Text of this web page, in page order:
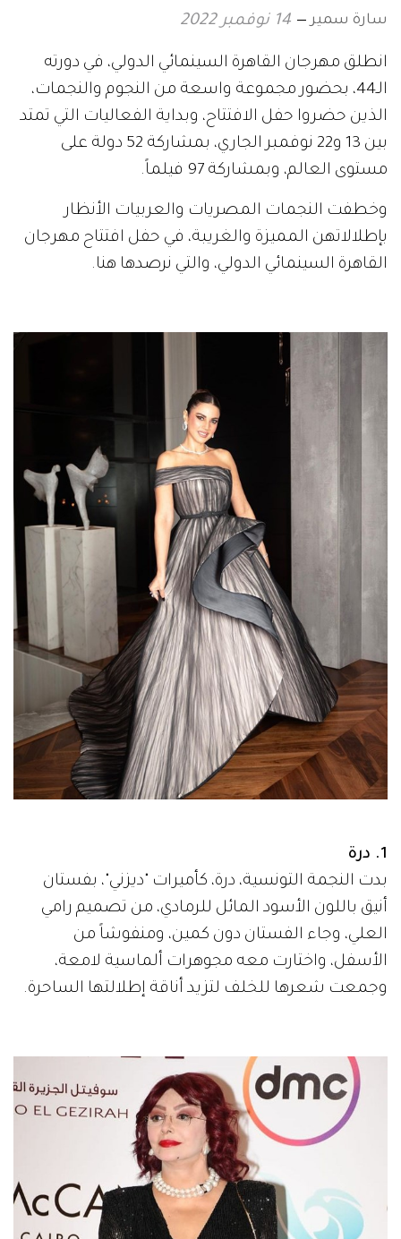
سارة سمير 14 نوفمبر 2022
انطلق مهرجان القاهرة السينمائي الدولي، في دورته
الـ44، بحضور مجموعة واسعة من النجوم والنجمات،
الذين حضروا حفل الافتتاح، وبداية الفعاليات التي تمتد
بين 13 و22 نوفمبر الجاري، بمشاركة 52 دولة على
مستوى العالم، وبمشاركة 97 فيلماً.
وخطفت النجمات المصريات والعربيات الأنظار
بإطلالاتهن المميزة والغريبة، في حفل افتتاح مهرجان
القاهرة السينمائي الدولي، والتي نرصدها هنا.
1. درة
بدت النجمة التونسية، درة، كأميرات "ديزني"، بفستان
أنيق باللون الأسود المائل للرمادي، من تصميم رامي
العلي، وجاء الفستان دون كمين، ومنفوشاً من
الأسفل، واختارت معه مجوهرات ألماسية لامعة،
وجمعت شعرها للخلف لتزيد أناقة إطلالتها الساحرة.